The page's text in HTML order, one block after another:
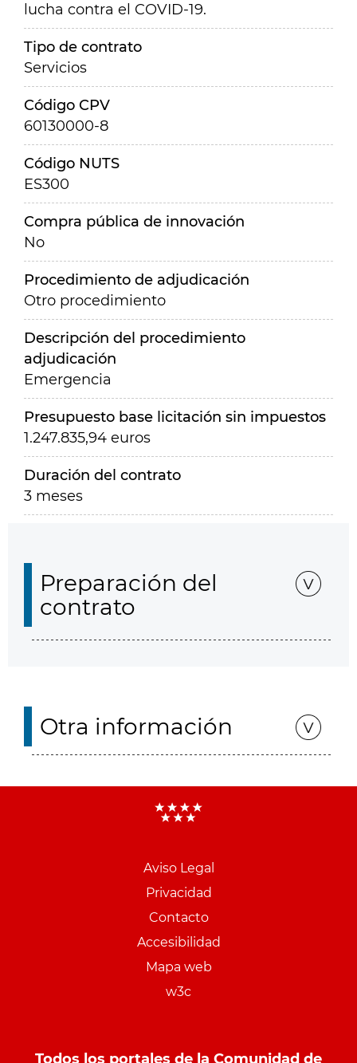
lucha contra el COVID-19.
Tipo de contrato
Servicios
Código CPV
60130000-8
Código NUTS
ES300
Compra pública de innovación
No
Procedimiento de adjudicación
Otro procedimiento
Descripción del procedimiento
adjudicación
Emergencia
Presupuesto base licitación sin impuestos
1.247.835,94 euros
Duración del contrato
3 meses
Preparación del
contrato
Otra información
Aviso Legal
Privacidad
Contacto
Accesibilidad
Mapa web
w3c
Todos los portales de la Comunidad de